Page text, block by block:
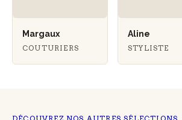
Margaux
COUTURIERS
Aline
STYLISTE